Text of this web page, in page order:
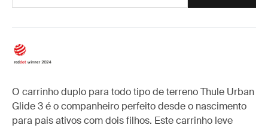
O carrinho duplo para todo tipo de terreno Thule Urban
Glide 3 é o companheiro perfeito desde o nascimento
para pais ativos com dois filhos. Este carrinho leve